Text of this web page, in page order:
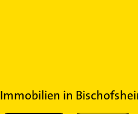
Immobilien in